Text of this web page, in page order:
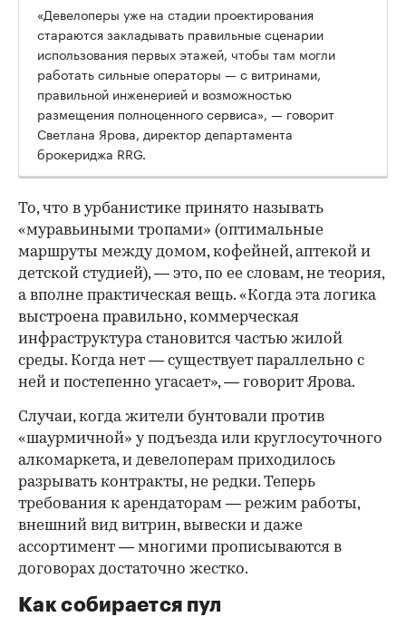
00:00
«Девелоперы уже на стадии проектирования
стараются закладывать правильные сценарии
использования первых этажей, чтобы там могли
работать сильные операторы — с витринами,
правильной инженерией и возможностью
размещения полноценного сервиса», — говорит
Светлана Ярова, директор департамента
брокериджа RRG.
То, что в урбанистике принято называть
«муравьиными тропами» (оптимальные
маршруты между домом, кофейней, аптекой и
детской студией), — это, по ее словам, не теория,
а вполне практическая вещь. «Когда эта логика
выстроена правильно, коммерческая
инфраструктура становится частью жилой
среды. Когда нет — существует параллельно с
ней и постепенно угасает», — говорит Ярова.
Случаи, когда жители бунтовали против
«шаурмичной» у подъезда или круглосуточного
алкомаркета, и девелоперам приходилось
разрывать контракты, не редки. Теперь
требования к арендаторам — режим работы,
внешний вид витрин, вывески и даже
ассортимент — многими прописываются в
договорах достаточно жестко.
Как собирается пул